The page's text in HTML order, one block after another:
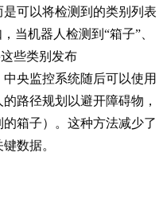
可以将检测到的类别列表
当机器人检测到“箱子”、
些类别发布
中央监控系统随后可以使用
路径规划以避开障碍物，
箱子）。这种方法减少了
数据。